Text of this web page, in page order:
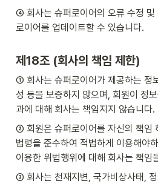
④ 회사는 슈퍼로이어의 오류 수정 및
로이어를 업데이트할 수 있습니다.
제18조 (회사의 책임 제한)
① 회사는 슈퍼로이어가 제공하는 정
성 등을 보증하지 않으며, 회원이 정
과에 대해 회사는 책임지지 않습니다.
② 회원은 슈퍼로이어를 자신의 책임
법령을 준수하여 적법하게 이용해야
이용한 위법행위에 대해 회사는 책임
③ 회사는 천재지변, 국가비상사태,